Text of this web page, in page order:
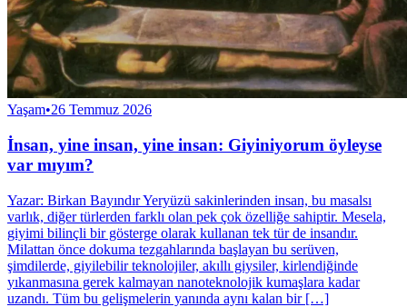
Yaşam•26 Temmuz 2026
İnsan, yine insan, yine insan: Giyiniyorum öyleyse
var mıyım?
Yazar: Birkan Bayındır Yeryüzü sakinlerinden insan, bu masalsı
varlık, diğer türlerden farklı olan pek çok özelliğe sahiptir. Mesela,
giyimi bilinçli bir gösterge olarak kullanan tek tür de insandır.
Milattan önce dokuma tezgahlarında başlayan bu serüven,
şimdilerde, giyilebilir teknolojiler, akıllı giysiler, kirlendiğinde
yıkanmasına gerek kalmayan nanoteknolojik kumaşlara kadar
uzandı. Tüm bu gelişmelerin yanında aynı kalan bir […]